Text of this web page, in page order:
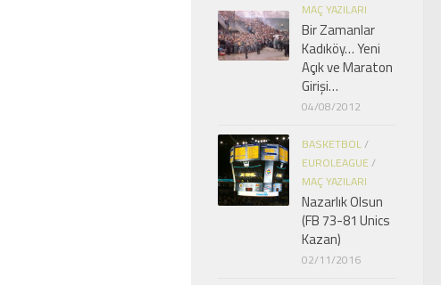
MAÇ YAZILARI
Bir Zamanlar
Kadıköy… Yeni
Açık ve Maraton
Girişi…
04/08/2012
BASKETBOL/
EUROLEAGUE /
MAÇ YAZILARI
Nazarlık Olsun
(FB 73-81 Unics
Kazan)
02/11/2016